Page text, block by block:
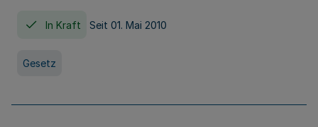
In Kraft Seit 01. Mai 2010
Gesetz